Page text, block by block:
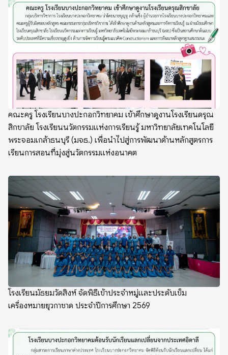
คณะครู โรงเรียนบางปะกอกวิทยาคม เข้าศึกษาดูงานโรงเรียนดรุณ
สิกขาลัย โรงเรียนนวัตกรรมแห่งการเรียนรู้ มหาวิทยาลัยเทคโนโลยี
พระจอมเกล้าธนบุรี (มจธ.) เพื่อนำไปสู่การพัฒนาด้านหลักสูตรการ
เรียนการสอนที่มุ่งสู่นวัตกรรมแห่งอนาคต
โรงเรียนมัธยมวัดสิงห์ จัดพิธีเข้าประจำหมู่และประดับเข็ม
เครื่องหมายยุวกาชาด ประจำปีการศึกษา 2569